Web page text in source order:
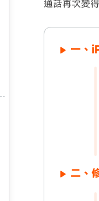
通話再次變
一、
二、